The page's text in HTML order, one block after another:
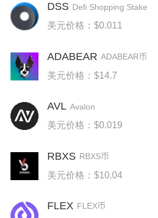
DSS Defi Shopping Stake
美元价格：$0.011
ADABEAR ADABEAR币
美元价格：$14.7
AVL Avalon
美元价格：$0.019
RBXS RBXS币
美元价格：$10.04
FLEX FLEX币